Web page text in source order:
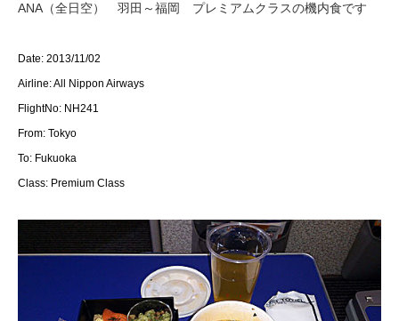
ANA（全日空） 羽田～福岡 プレミアムクラスの機内食です
Date: 2013/11/02
Airline: All Nippon Airways
FlightNo: NH241
From: Tokyo
To: Fukuoka
Class: Premium Class